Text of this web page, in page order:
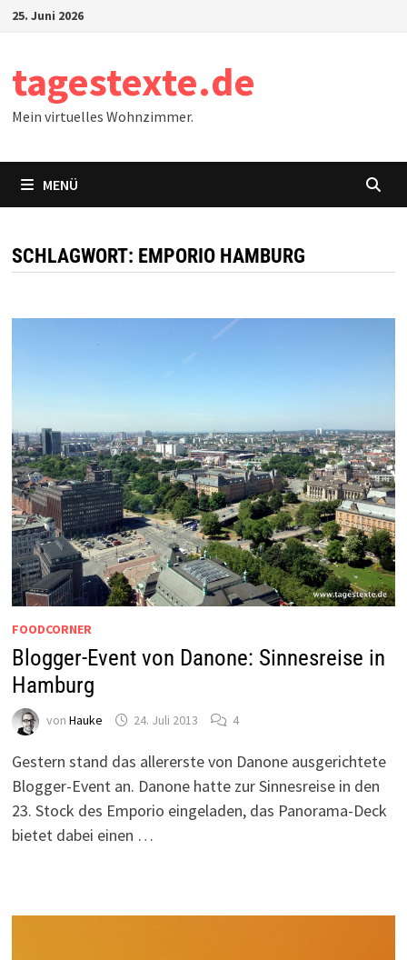
Zum25. Juni 2026
tagestexte.de
Mein virtuelles Wohnzimmer.
MENÜ
SCHLAGWORT: EMPORIO HAMBURG
FOODCORNER
Blogger-Event von Danone: Sinnesreise in
Hamburg
von Hauke 24. Juli 2013 4
Gestern stand das allererste von Danone ausgerichtete
Blogger-Event an. Danone hatte zur Sinnesreise in den
23. Stock des Emporio eingeladen, das Panorama-Deck
bietet dabei einen …